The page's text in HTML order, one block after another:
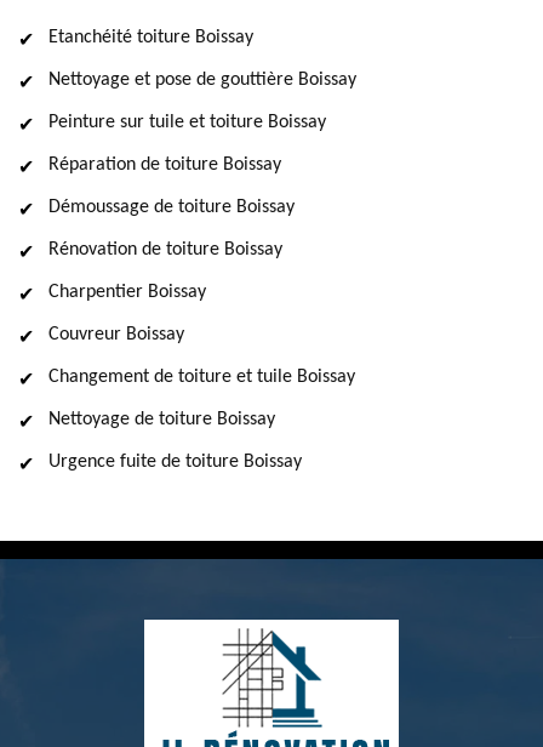
Etanchéité toiture Boissay
Nettoyage et pose de gouttière Boissay
Peinture sur tuile et toiture Boissay
Réparation de toiture Boissay
Démoussage de toiture Boissay
Rénovation de toiture Boissay
Charpentier Boissay
Couvreur Boissay
Changement de toiture et tuile Boissay
Nettoyage de toiture Boissay
Urgence fuite de toiture Boissay